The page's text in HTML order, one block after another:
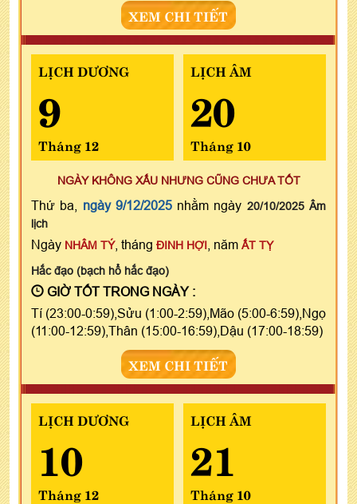
XEM CHI TIẾT
LỊCH DƯƠNG
9
Tháng 12
LỊCH ÂM
20
Tháng 10
NGÀY KHÔNG XẤU NHƯNG CŨNG CHƯA TỐT
Thứ ba, ngày 9/12/2025nhằm ngày 20/10/2025 Âm
lịch
Ngày NHÂM TÝ, tháng ĐINH HỢI , năm ẤT TỴ
Hắc đạo (bạch hổ hắc đạo)
GIỜ TỐT TRONG NGÀY :
Tí (23:00-0:59),Sửu (1:00-2:59),Mão (5:00-6:59),Ngọ
(11:00-12:59),Thân (15:00-16:59),Dậu (17:00-18:59)
XEM CHI TIẾT
LỊCH DƯƠNG
10
Tháng 12
LỊCH ÂM
21
Tháng 10